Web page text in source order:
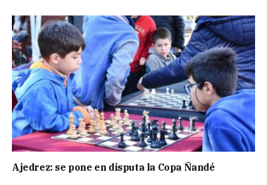
Ajedrez: se pone en disputa la Copa Ñandé